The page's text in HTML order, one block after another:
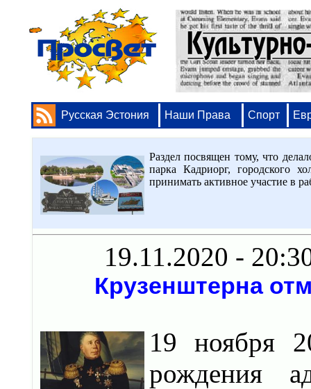
Русская Эстония Наши Права Спорт
Раздел посвящен тому, что
парка Кадриорг, городского
принимать активное участие в
19.11.2020 -
Крузенштерна
19 ноября
рождения